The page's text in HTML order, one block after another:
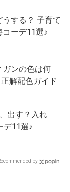
する？ 子育て
コーデ11選♪
ガンの色は何
解配色ガイド
出す？入れ
デ11選♪
by